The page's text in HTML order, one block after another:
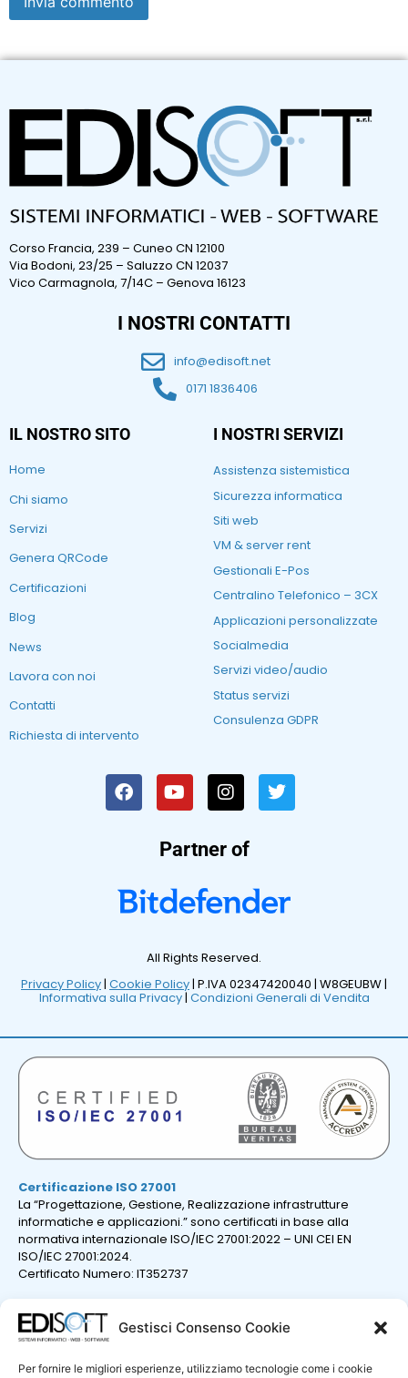
Gestisci Consenso Cookie
Per fornire le migliori esperienze, utilizziamo tecnologie come i cookie
Corso Francia, 239 – Cuneo CN 12100
Via Bodoni, 23/25 – Saluzzo CN 12037
Vico Carmagnola, 7/14C – Genova 16123
I NOSTRI CONTATTI
info@edisoft.net
0171 1836406
IL NOSTRO SITO
Home
Chi siamo
Servizi
Genera QRCode
Certificazioni
Blog
News
Lavora con noi
Contatti
Richiesta di intervento
I NOSTRI SERVIZI
Assistenza sistemistica
Sicurezza informatica
Siti web
VM & server rent
Gestionali E-Pos
Centralino Telefonico – 3CX
Applicazioni personalizzate
Socialmedia
Servizi video/audio
Status servizi
Consulenza GDPR
Partner of
All Rights Reserved.
Privacy Policy| Cookie Policy| P.IVA 02347420040 | W8GEUBW |
Informativa sulla Privacy| Condizioni Generali di Vendita
Certificazione ISO 27001
La “Progettazione, Gestione, Realizzazione infrastrutture
informatiche e applicazioni.” sono certificati in base alla
normativa internazionale ISO/IEC 27001:2022 – UNI CEI EN
ISO/IEC 27001:2024.
Certificato Numero: IT352737